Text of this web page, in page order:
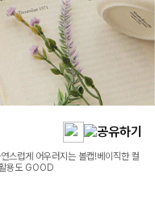
스럽게 어우러지는 볼캡!베이직한 컬
용도 GOOD